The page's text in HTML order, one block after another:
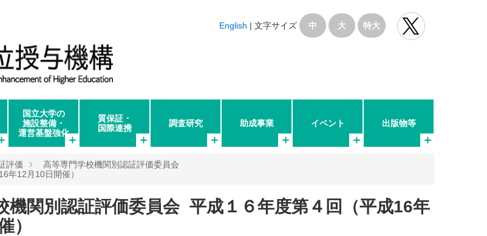
English | 文字サイズ 中 大 特大
国立大学の
施設整備・
運営基盤強化
質保証・
国際連携
調査研究 助成事業 イベント 出版物等
評価
高等専門学校機関別認証評価委員会
年12月10日開催）
機関別認証評価委員会 平成１６年度第４回（平成16年
）